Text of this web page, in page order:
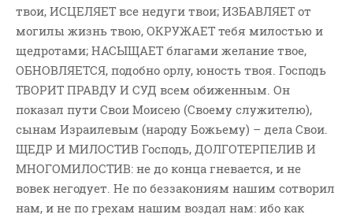
МОИ КНИГИ
СЛОВО-АУДИО
СЛОВО-ВИДЕО
ВОПРОСЫ ПАСТОРУ
КОНТАКТ
РУБРИКИ
Беседы По Бытие
Заметки
твои, ИСЦЕЛЯЕТ все недуги твои; ИЗБАВЛЯЕТ от
могилы жизнь твою, ОКРУЖАЕТ тебя милостью и
щедротами; НАСЫЩАЕТ благами желание твое,
ОБНОВЛЯЕТСЯ, подобно орлу, юность твоя. Господь
ТВОРИТ ПРАВДУ И СУД всем обиженным. Он
показал пути Свои Моисею (Своему служителю),
сынам Израилевым (народу Божьему) – дела Свои.
ЩЕДР И МИЛОСТИВ Господь, ДОЛГОТЕРПЕЛИВ И
МНОГОМИЛОСТИВ: не до конца гневается, и не
вовек негодует. Не по беззакониям нашим сотворил
нам, и не по грехам нашим воздал нам: ибо как